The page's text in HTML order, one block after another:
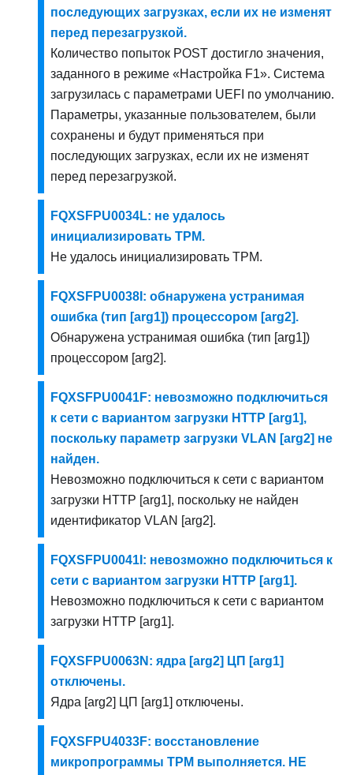
последующих загрузках, если их не изменят
перед перезагрузкой.
Количество попыток POST достигло значения,
заданного в режиме «Настройка F1». Система
загрузилась с параметрами UEFI по умолчанию.
Параметры, указанные пользователем, были
сохранены и будут применяться при
последующих загрузках, если их не изменят
перед перезагрузкой.
FQXSFPU0034L: не удалось
инициализировать TPM.
Не удалось инициализировать TPM.
FQXSFPU0038I: обнаружена устранимая
ошибка (тип [arg1]) процессором [arg2].
Обнаружена устранимая ошибка (тип [arg1])
процессором [arg2].
FQXSFPU0041F: невозможно подключиться
к сети с вариантом загрузки HTTP [arg1],
поскольку параметр загрузки VLAN [arg2] не
найден.
Невозможно подключиться к сети с вариантом
загрузки HTTP [arg1], поскольку не найден
идентификатор VLAN [arg2].
FQXSFPU0041I: невозможно подключиться к
сети с вариантом загрузки HTTP [arg1].
Невозможно подключиться к сети с вариантом
загрузки HTTP [arg1].
FQXSFPU0063N: ядра [arg2] ЦП [arg1]
отключены.
Ядра [arg2] ЦП [arg1] отключены.
FQXSFPU4033F: восстановление
микропрограммы TPM выполняется. НЕ